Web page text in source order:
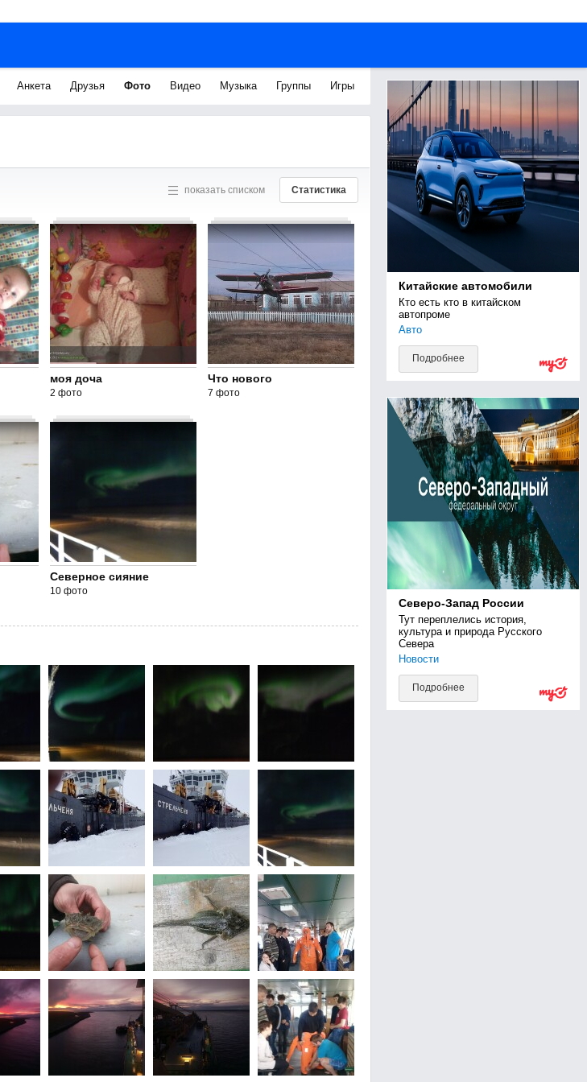
Анкета Друзья Фото Видео Музыка Группы Игры
показать списком Статистика
моя доча
2 фото
Что нового
7 фото
Северное сияние
10 фото
Китайские автомобили
Кто есть кто в китайском
автопроме
Авто
Подробнее
Северо-Запад России
Тут переплелись история,
культура и природа Русского
Севера
Новости
Подробнее